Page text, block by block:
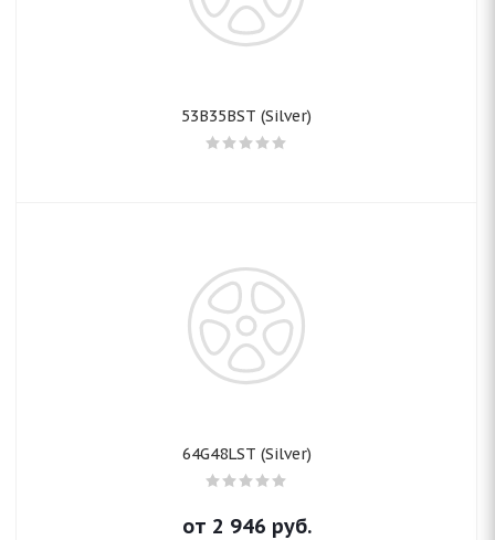
53B35BST (Silver)
64G48LST (Silver)
от 2 946 руб.